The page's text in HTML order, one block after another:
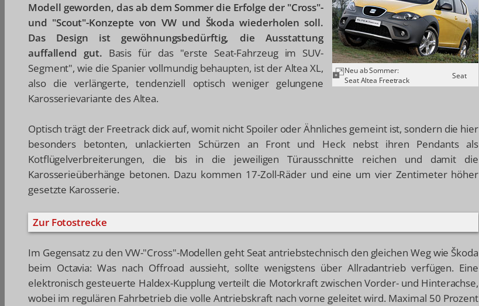
Neu ab Sommer:
Seat Altea Freetrack
Seat
Modell geworden, das ab dem Sommer die Erfolge der "Cross"-
und "Scout"-Konzepte von VW und Škoda wiederholen soll.
Das Design ist gewöhnungsbedürftig, die Ausstattung
auffallend gut. Basis für das "erste Seat-Fahrzeug im SUV-
Segment", wie die Spanier vollmundig behaupten, ist der Altea XL,
also die verlängerte, tendenziell optisch weniger gelungene
Karosserievariante des Altea.
Optisch trägt der Freetrack dick auf, womit nicht Spoiler oder Ähnliches gemeint ist, sondern die hier
besonders betonten, unlackierten Schürzen an Front und Heck nebst ihren Pendants als
Kotflügelverbreiterungen, die bis in die jeweiligen Türausschnitte reichen und damit die
Karosserieüberhänge betonen. Dazu kommen 17-Zoll-Räder und eine um vier Zentimeter höher
gesetzte Karosserie.
Zur Fotostrecke
Im Gegensatz zu den VW-"Cross"-Modellen geht Seat antriebstechnisch den gleichen Weg wie Škoda
beim Octavia: Was nach Offroad aussieht, sollte wenigstens über Allradantrieb verfügen. Eine
elektronisch gesteuerte Haldex-Kupplung verteilt die Motorkraft zwischen Vorder- und Hinterachse,
wobei im regulären Fahrbetrieb die volle Antriebskraft nach vorne geleitet wird. Maximal 50 Prozent